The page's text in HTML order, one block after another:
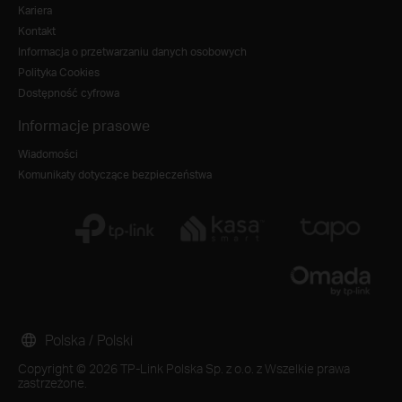
Kariera
Kontakt
Informacja o przetwarzaniu danych osobowych
Polityka Cookies
Dostępność cyfrowa
Informacje prasowe
Wiadomości
Komunikaty dotyczące bezpieczeństwa
Copyright © 2026 TP-Link Polska Sp. z o.o. z Wszelkie prawa
zastrzeżone.
Polska / Polski